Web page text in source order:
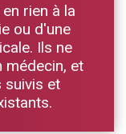
rien à la
ou d'une
Ils ne
médecin, et
suivis et